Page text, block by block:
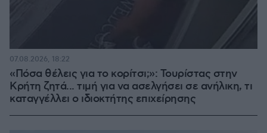
«Πόσα θέλεις για το κορίτσι;»: Τουρίστας στην
Κρήτη ζητά... τιμή για να ασελγήσει σε ανήλικη, τι
καταγγέλλει ο ιδιοκτήτης επιχείρησης
07.08.2026, 18:22